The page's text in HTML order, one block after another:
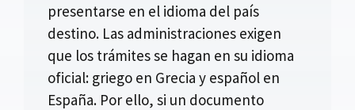
presentarse en el idioma del país
destino. Las administraciones exigen
que los trámites se hagan en su idioma
oficial: griego en Grecia y español en
España. Por ello, si un documento